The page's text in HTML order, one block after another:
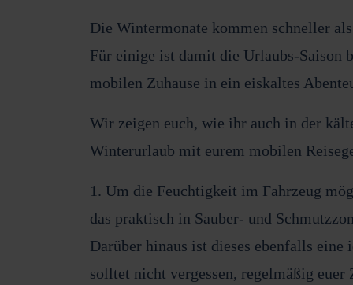
Die Wintermonate kommen schneller
Für einige ist damit die Urlaubs-Saison
mobilen Zuhause in ein eiskaltes
Wir zeigen euch, wie ihr auch in der
Winterurlaub mit eurem mobilen
1. Um die Feuchtigkeit im Fahrzeug
das praktisch in Sauber- und
Darüber hinaus ist dieses ebenfalls
solltet nicht vergessen, regelmäßig